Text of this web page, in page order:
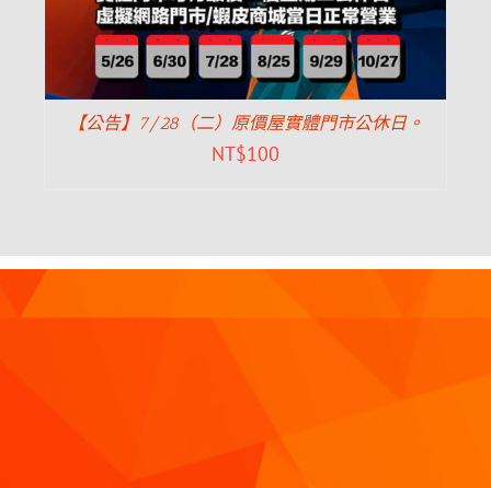
【公告】7/28（二）原價屋實體門市公休日。
NT$100